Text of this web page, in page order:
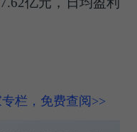
栏，免费查阅>>